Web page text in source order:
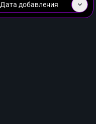
Дата добавления